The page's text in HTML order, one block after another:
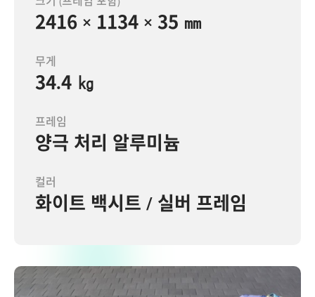
2416 × 1134 × 35 ㎜
무게
34.4 ㎏
프레임
양극 처리 알루미늄
컬러
화이트 백시트 / 실버 프레임